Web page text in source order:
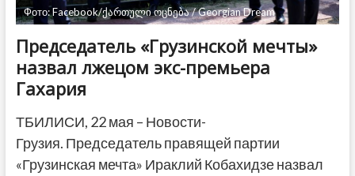
Фото: Facebook/ქართული ოცნება / Georgian Dream
Председатель «Грузинской мечты»
назвал лжецом экс-премьера
Гахария
ТБИЛИСИ, 22 мая – Новости-
Грузия. Председатель правящей партии
«Грузинская мечта» Ираклий Кобахидзе назвал